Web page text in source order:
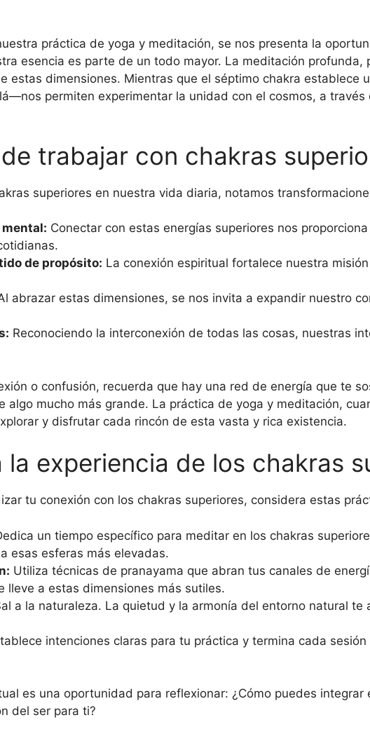
práctica de yoga y meditación, se nos presenta la
esencia es parte de un todo mayor. La meditación
estas dimensiones. Mientras que el séptimo chakra establece
permiten experimentar la unidad con el cosmos, a
trabajar con chakras
superiores en nuestra vida diaria, notamos
Conectar con estas energías superiores nos
de propósito: La conexión espiritual fortalece nuestra
abrazar estas dimensiones, se nos invita a expandir nuestro
Reconociendo la interconexión de todas las cosas, nuestras
o confusión, recuerda que hay una red de energía que te
algo mucho más grande. La práctica de yoga y meditación,
y disfrutar cada rincón de esta vasta y rica existencia.
la experiencia de los chakras
tu conexión con los chakras superiores, considera estas
un tiempo específico para meditar en los chakras
esas esferas más elevadas.
Utiliza técnicas de pranayama que abran tus canales de
lleve a estas dimensiones más sutiles.
a la naturaleza. La quietud y la armonía del entorno natural
intenciones claras para tu práctica y termina cada
es una oportunidad para reflexionar: ¿Cómo puedes
del ser para ti?